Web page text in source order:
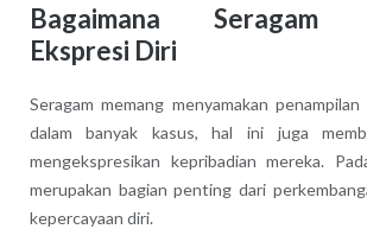
Bagaimana Seragam
Ekspresi Diri
Seragam memang menyamakan
dalam banyak kasus, hal ini juga
mengekspresikan kepribadian mereka.
merupakan bagian penting dari
kepercayaan diri.